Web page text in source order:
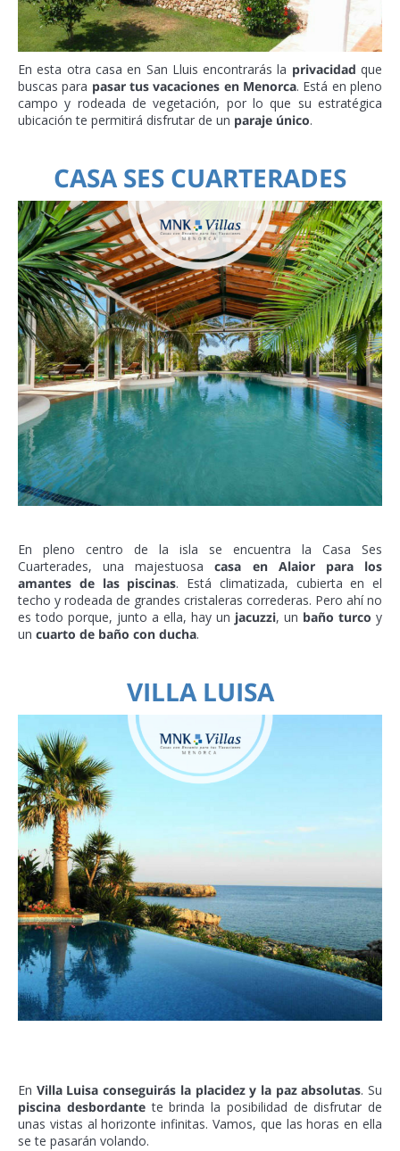
En esta otra casa en San Lluis encontrarás la privacidad que
buscas para pasar tus vacaciones en Menorca. Está en pleno
campo y rodeada de vegetación, por lo que su estratégica
ubicación te permitirá disfrutar de un paraje único.
CASA SES CUARTERADES
En pleno centro de la isla se encuentra la Casa Ses
Cuarterades, una majestuosacasa en Alaior para los
amantes de las piscinas. Está climatizada, cubierta en el
techo y rodeada de grandes cristaleras correderas. Pero ahí no
es todo porque, junto a ella, hay un jacuzzi, un baño turco y
un cuarto de baño con ducha.
VILLA LUISA
En Villa Luisa conseguirás la placidez y la paz absolutas. Su
piscina desbordantete brinda la posibilidad de disfrutar de
unas vistas al horizonte infinitas. Vamos, que las horas en ella
se te pasarán volando.